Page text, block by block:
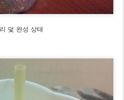
덫 완성 상태